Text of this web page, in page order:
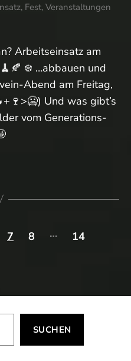
, Fest, Veranstaltungen
Arbeitseinsatz am
❄️ …abbauen und
Abend am Freitag,
Und was gibt’s
vom Generations-
7 8 …
14
SUCHEN